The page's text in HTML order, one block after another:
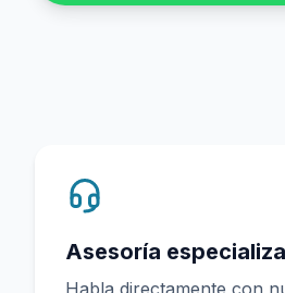
Asesoría
Habla directamente con